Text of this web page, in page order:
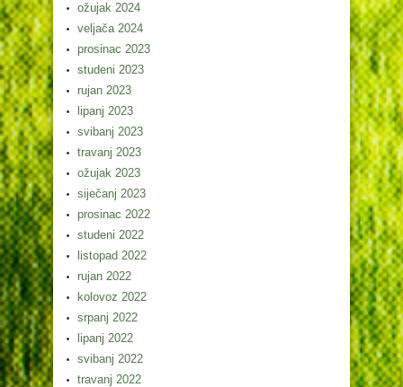
ožujak 2024
veljača 2024
prosinac 2023
studeni 2023
rujan 2023
lipanj 2023
svibanj 2023
travanj 2023
ožujak 2023
siječanj 2023
prosinac 2022
studeni 2022
listopad 2022
rujan 2022
kolovoz 2022
srpanj 2022
lipanj 2022
svibanj 2022
travanj 2022